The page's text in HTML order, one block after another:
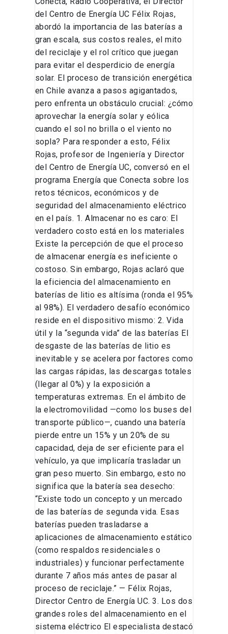
del Centro de Energía UC Félix Rojas,
abordó la importancia de las baterías a
gran escala, sus costos reales, el mito
del reciclaje y el rol crítico que juegan
para evitar el desperdicio de energía
solar. El proceso de transición energética
en Chile avanza a pasos agigantados,
pero enfrenta un obstáculo crucial: ¿cómo
aprovechar la energía solar y eólica
cuando el sol no brilla o el viento no
sopla? Para responder a esto, Félix
Rojas, profesor de Ingeniería y Director
del Centro de Energía UC, conversó en el
programa Energía que Conecta sobre los
retos técnicos, económicos y de
seguridad del almacenamiento eléctrico
en el país. 1. Almacenar no es caro: El
verdadero costo está en los materiales
Existe la percepción de que el proceso
de almacenar energía es ineficiente o
costoso. Sin embargo, Rojas aclaró que
la eficiencia del almacenamiento en
baterías de litio es altísima (ronda el 95%
al 98%). El verdadero desafío económico
reside en el dispositivo mismo: 2. Vida
útil y la “segunda vida” de las baterías El
desgaste de las baterías de litio es
inevitable y se acelera por factores como
las cargas rápidas, las descargas totales
(llegar al 0%) y la exposición a
temperaturas extremas. En el ámbito de
la electromovilidad —como los buses del
transporte público—, cuando una batería
pierde entre un 15% y un 20% de su
capacidad, deja de ser eficiente para el
vehículo, ya que implicaría trasladar un
gran peso muerto. Sin embargo, esto no
significa que la batería sea desecho:
“Existe todo un concepto y un mercado
de las baterías de segunda vida. Esas
baterías pueden trasladarse a
aplicaciones de almacenamiento estático
(como respaldos residenciales o
industriales) y funcionar perfectamente
durante 7 años más antes de pasar al
proceso de reciclaje.” — Félix Rojas,
Director Centro de Energía UC. 3. Los dos
grandes roles del almacenamiento en el
sistema eléctrico El especialista destacó